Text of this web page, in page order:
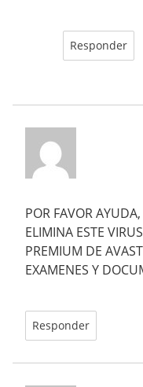
Responder
POR FAVOR
ELIMINA ESTE
PREMIUM DE
EXAMENES Y
Responder